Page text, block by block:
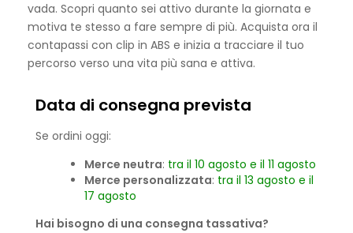
vada. Scopri quanto sei attivo durante la giornata e
motiva te stesso a fare sempre di più. Acquista ora il
contapassi con clip in ABS e inizia a tracciare il tuo
percorso verso una vita più sana e attiva.
Data di consegna prevista
Se ordini oggi:
Merce neutra: tra il 10 agosto e il 11 agosto
Merce personalizzata: tra il 13 agosto e il
17 agosto
Hai bisogno di una consegna tassativa?